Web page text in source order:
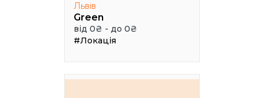
Львів
Green
від 0₴ - до 0₴
#Локація